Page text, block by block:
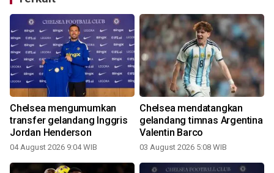
Chelsea mengumumkan
transfer gelandang Inggris
Jordan Henderson
04 August 2026 9:04 WIB
Chelsea mendatangkan
gelandang timnas Argentina
Valentin Barco
03 August 2026 5:08 WIB